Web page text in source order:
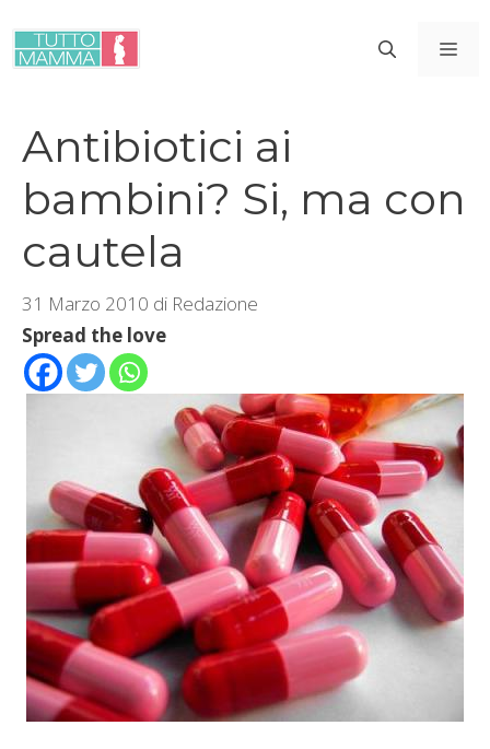
contenuto
Antibiotici ai
bambini? Si, ma con
cautela
31 Marzo 2010 di Redazione
Spread the love